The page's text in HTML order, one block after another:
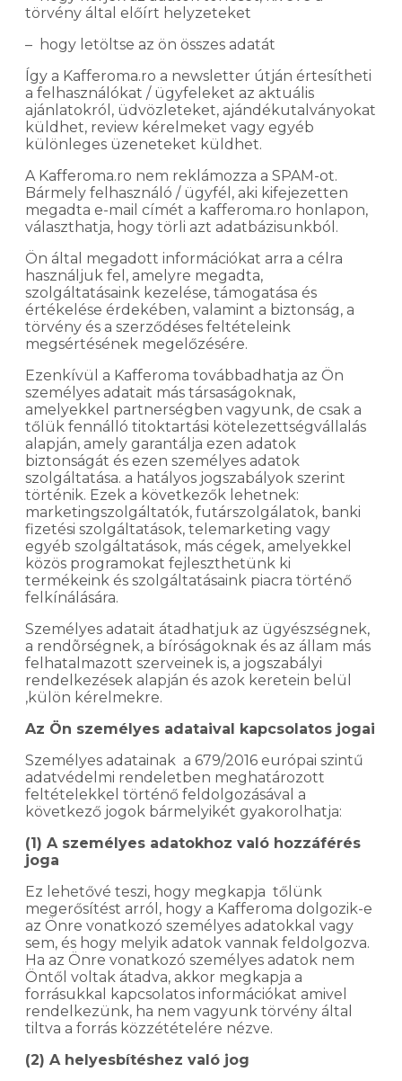
törvény által előírt helyzeteket
– hogy letöltse az ön összes adatát
Így a Kafferoma.ro a newsletter útján értesítheti
a felhasználókat / ügyfeleket az aktuális
ajánlatokról, üdvözleteket, ajándékutalványokat
küldhet, review kérelmeket vagy egyéb
különleges üzeneteket küldhet.
A Kafferoma.ro nem reklámozza a SPAM-ot.
Bármely felhasználó / ügyfél, aki kifejezetten
megadta e-mail címét a kafferoma.ro honlapon,
választhatja, hogy törli azt adatbázisunkból.
Ön által megadott információkat arra a célra
használjuk fel, amelyre megadta,
szolgáltatásaink kezelése, támogatása és
értékelése érdekében, valamint a biztonság, a
törvény és a szerződéses feltételeink
megsértésének megelőzésére.
Ezenkívül a Kafferoma továbbadhatja az Ön
személyes adatait más társaságoknak,
amelyekkel partnerségben vagyunk, de csak a
tőlük fennálló titoktartási kötelezettségvállalás
alapján, amely garantálja ezen adatok
biztonságát és ezen személyes adatok
szolgáltatása. a hatályos jogszabályok szerint
történik. Ezek a következők lehetnek:
marketingszolgáltatók, futárszolgálatok, banki
fizetési szolgáltatások, telemarketing vagy
egyéb szolgáltatások, más cégek, amelyekkel
közös programokat fejleszthetünk ki
termékeink és szolgáltatásaink piacra történő
felkínálására.
Személyes adatait átadhatjuk az ügyészségnek,
a rendõrségnek, a bíróságoknak és az állam más
felhatalmazott szerveinek is, a jogszabályi
rendelkezések alapján és azok keretein belül
,külön kérelmekre.
Az Ön személyes adataival kapcsolatos jogai
Személyes adatainak a 679/2016 európai szintű
adatvédelmi rendeletben meghatározott
feltételekkel történő feldolgozásával a
következő jogok bármelyikét gyakorolhatja:
(1) A személyes adatokhoz való hozzáférés
joga
Ez lehetővé teszi, hogy megkapja tőlünk
megerősítést arról, hogy a Kafferoma dolgozik-e
az Önre vonatkozó személyes adatokkal vagy
sem, és hogy melyik adatok vannak feldolgozva.
Ha az Önre vonatkozó személyes adatok nem
Öntől voltak átadva, akkor megkapja a
forrásukkal kapcsolatos információkat amivel
rendelkezünk, ha nem vagyunk törvény által
tiltva a forrás közzétételére nézve.
(2) A helyesbítéshez való jog